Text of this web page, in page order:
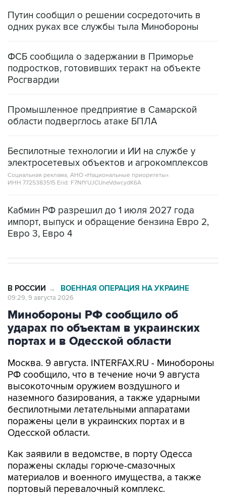
Путин сообщил о решении сосредоточить в
одних руках все службы тыла Минобороны
ФСБ сообщила о задержании в Приморье
подростков, готовивших теракт на объекте
Росгвардии
Промышленное предприятие в Самарской
области подверглось атаке БПЛА
Беспилотные технологии и ИИ на службе у
электросетевых объектов и агрокомплексов
Социальная реклама, АНО «Национальные приоритеты».
ИНН 7725383515 Erid: F7NfYUJCUneVdwcydK6A
Кабмин РФ разрешил до 1 июля 2027 года
импорт, выпуск и обращение бензина Евро 2,
Евро 3, Евро 4
В РОССИИ → ВОЕННАЯ ОПЕРАЦИЯ НА УКРАИНЕ
09:29, 9 августа 2026
Минобороны РФ сообщило об
ударах по объектам в украинских
портах и в Одесской области
Москва. 9 августа. INTERFAX.RU - Минобороны
РФ сообщило, что в течение ночи 9 августа
высокоточным оружием воздушного и
наземного базирования, а также ударными
беспилотными летательными аппаратами
поражены цели в украинских портах и в
Одесской области.
Как заявили в ведомстве, в порту Одесса
поражены склады горюче-смазочных
материалов и военного имущества, а также
портовый перевалочный комплекс.